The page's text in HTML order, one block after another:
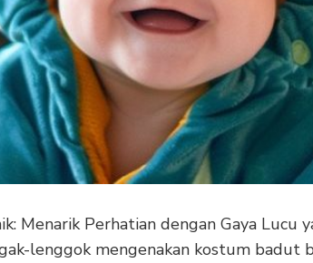
Menarik Perhatian dengan Gaya Lucu
lenggok mengenakan kostum badut